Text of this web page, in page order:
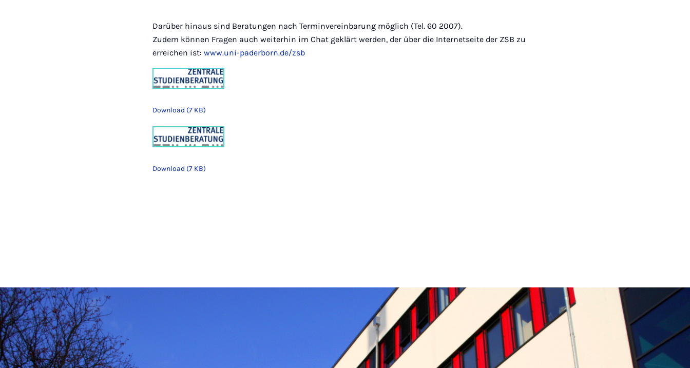
Darüber hinaus sind Beratungen nach Terminvereinbarung möglich (Tel. 60 2007).
Zudem können Fragen auch weiterhin im Chat geklärt werden, der über die Internetseite der ZSB zu
erreichen ist:www.uni-paderborn.de/zsb
Download (7 KB)
Download (7 KB)